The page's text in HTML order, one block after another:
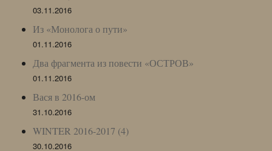
03.11.2016
Из «Монолога о пути»
01.11.2016
Два фрагмента из повести «ОСТРОВ»
01.11.2016
Вася в 2016-ом
31.10.2016
WINTER 2016-2017 (4)
30.10.2016